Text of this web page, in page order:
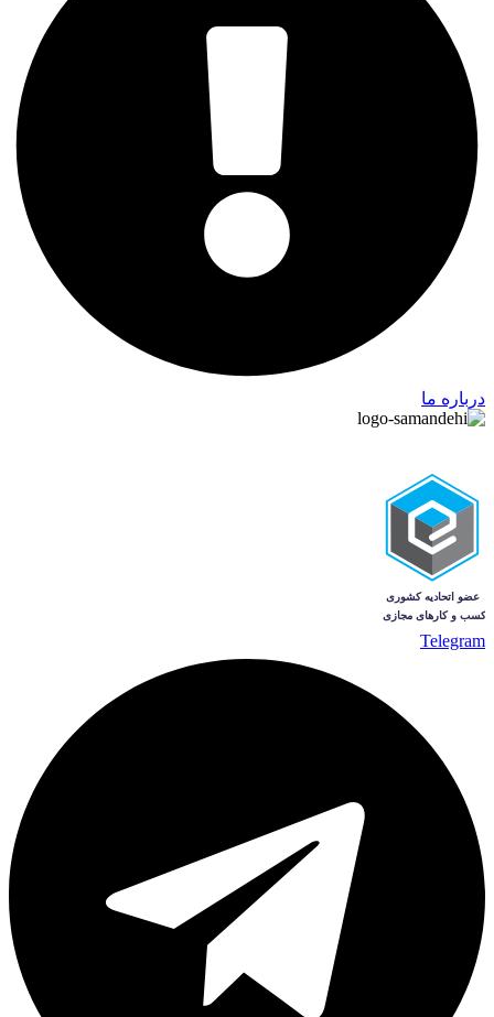
درباره ما
Telegram